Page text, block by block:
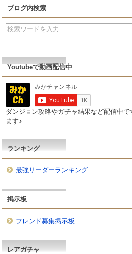
ブログ内検索
Youtubeで動画配信中
ダンジョン攻略やガチャ結果など配信中
ます♪
ランキング
最強リーダーランキング
掲示板
フレンド募集掲示板
レアガチャ